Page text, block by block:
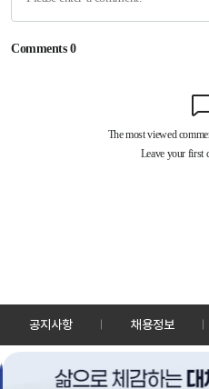
공지사항 채용정보
30128 세종특별자치시 정부2
TEL: 044-